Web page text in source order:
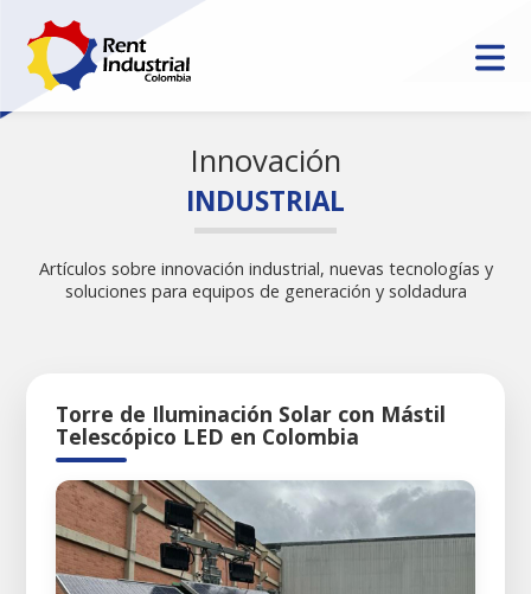
Innovación
INDUSTRIAL
Artículos sobre innovación industrial, nuevas tecnologías y
soluciones para equipos de generación y soldadura
Torre de Iluminación Solar con Mástil
Telescópico LED en Colombia